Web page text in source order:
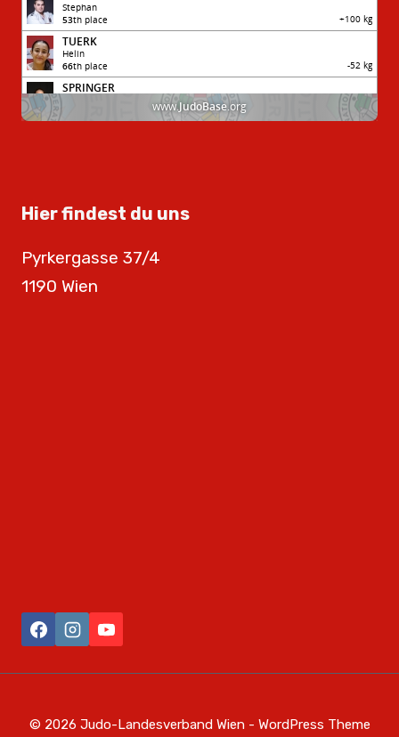
Hier findest du uns
Pyrkergasse 37/4
1190 Wien
© 2026 Judo-Landesverband Wien - WordPress Theme